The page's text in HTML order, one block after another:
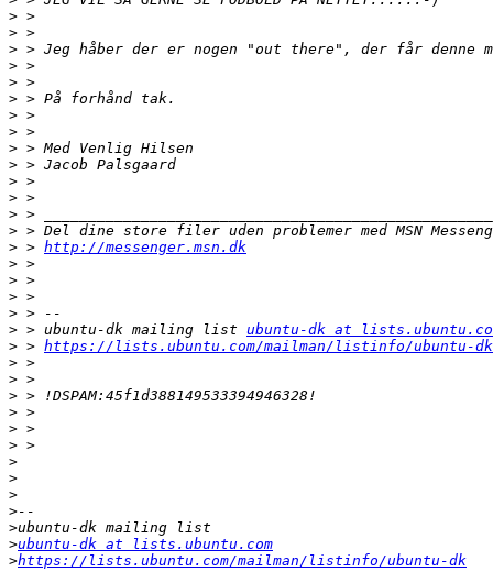
>
>
>
>
>
>
>
>
>
>
>
>
>
>
> > http://messenger.msn.dk
>
>
>
>
> > ubuntu-dk mailing list ubuntu-dk at
> > https://lists.ubuntu.com/mailman/listinfo/ubuntu-dk
>
>
>
>
>
>
>
>
>
>
>
>ubuntu-dk at lists.ubuntu.com
>https://lists.ubuntu.com/mailman/listinfo/ubuntu-dk